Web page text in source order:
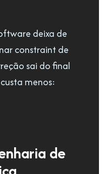
deixa de
constraint de
sai do final
menos:
de